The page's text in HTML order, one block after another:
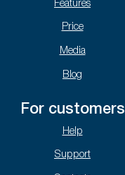
Features
Price
Media
Blog
For customers
Help
Support